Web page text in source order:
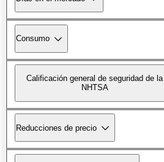
Consumo
Calificación general de seguridad de la
NHTSA
Reducciones de precio